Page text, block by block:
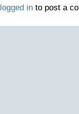
logged in to post a